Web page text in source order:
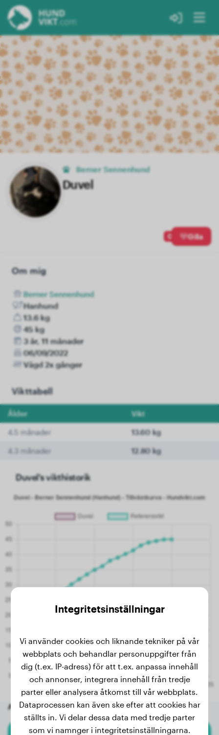
Berner Sennenhund
Duvel
0 Gilla
Om mig
Berner Sennenhund
Hanhund
13.6 kg
45 kg
3 år, 11 månader
06/09/2022
Vägd 2x gånger
Vikttabell
Ålder Vikt
4.5 månader 13.60 kg
4.3 månader 12.80 kg
Duvel's vikthistorik
Andra slumpmässiga hundar
Integritetsinställningar
Vi använder cookies och liknande tekniker på vår
webbplats och behandlar personuppgifter från
dig (t.ex. IP-adress) för att t.ex. anpassa innehåll
och annonser, integrera innehåll från tredje
parter eller analysera åtkomst till vår webbplats.
Dataprocessen kan även ske efter att cookies har
ställts in. Vi delar dessa data med tredje parter
som vi namnger i integritetsinställningarna.